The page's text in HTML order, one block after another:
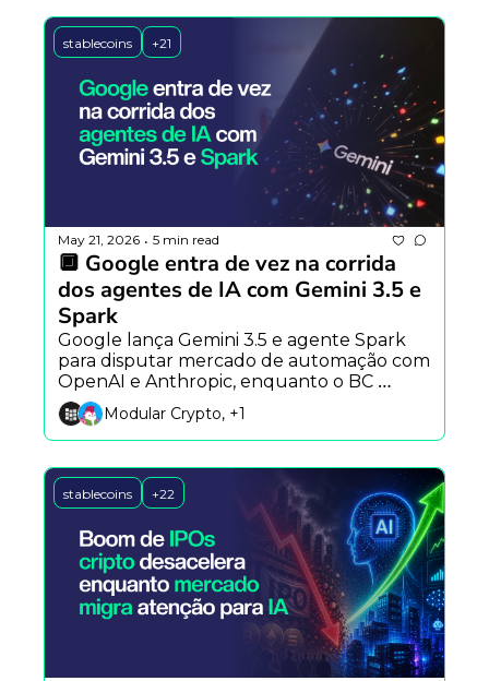
stablecoins +21
May 21, 2026 • 5 min read
🔲 Google entra de vez na corrida
dos agentes de IA com Gemini 3.5 e
Spark
Google lança Gemini 3.5 e agente Spark
para disputar mercado de automação com
OpenAI e Anthropic, enquanto o BC
amplia monitoramento sobre cartões
cripto e existe convergência entre IA e
blockchain.
Modular Crypto, +1
stablecoins +22